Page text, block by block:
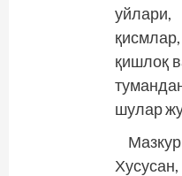
уйлари,
қишлоқ
шулар